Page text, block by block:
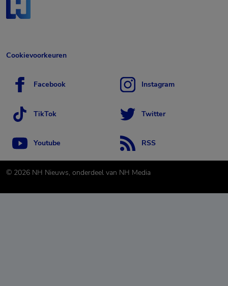
Cookievoorkeuren
Facebook Instagram
TikTok Twitter
Youtube RSS
© 2026 NH Nieuws, onderdeel van NH Media